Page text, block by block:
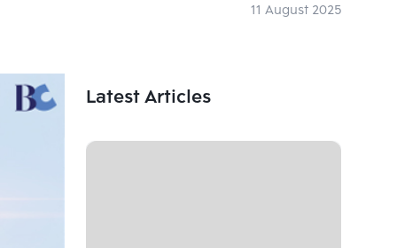
11 August 2025
Latest Articles